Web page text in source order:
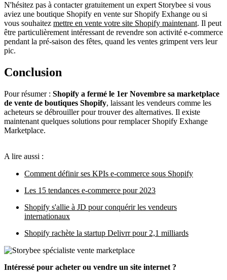
N'hésitez pas à contacter gratuitement un expert Storybee si vous
aviez une boutique Shopify en vente sur Shopify Exhange ou si
vous souhaitez mettre en vente votre site Shopify maintenant. Il peut
être particulièrement intéressant de revendre son activité e-commerce
pendant la pré-saison des fêtes, quand les ventes grimpent vers leur
pic.
Conclusion
Pour résumer : Shopify a fermé le 1er Novembre sa marketplace
de vente de boutiques Shopify, laissant les vendeurs comme les
acheteurs se débrouiller pour trouver des alternatives. Il existe
maintenant quelques solutions pour remplacer Shopify Exhange
Marketplace.
A lire aussi :
Comment définir ses KPIs e-commerce sous Shopify
Les 15 tendances e-commerce pour 2023
Shopify s'allie à JD pour conquérir les vendeurs
internationaux
Shopify rachète la startup Delivrr pour 2,1 milliards
Intéressé pour acheter ou vendre un site internet ?